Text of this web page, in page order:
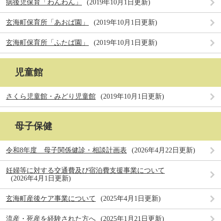
病後児保育「わんわん」 2019年10月1日更新
玄海町保育所「あおば園」 2019年10月1日更新
玄海町保育所「ふたば園」 2019年10月1日更新
児童館
さくら児童館・みどり児童館 2019年10月1日更新
母子保健
令和8年度 母子関係健診・相談計画表 2026年4月22日更新
妊婦等に対する交通費及び宿泊費支援事業について
2026年4月1日更新
玄海町産後ケア事業について 2025年4月1日更新
流産・死産を経験された方へ 2025年1月21日更新